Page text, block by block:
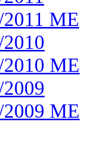
2011 ME
2010 ME
2009 ME